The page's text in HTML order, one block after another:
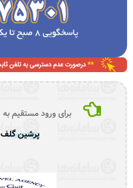
برای ورود مستقیم به
پرشین گلف